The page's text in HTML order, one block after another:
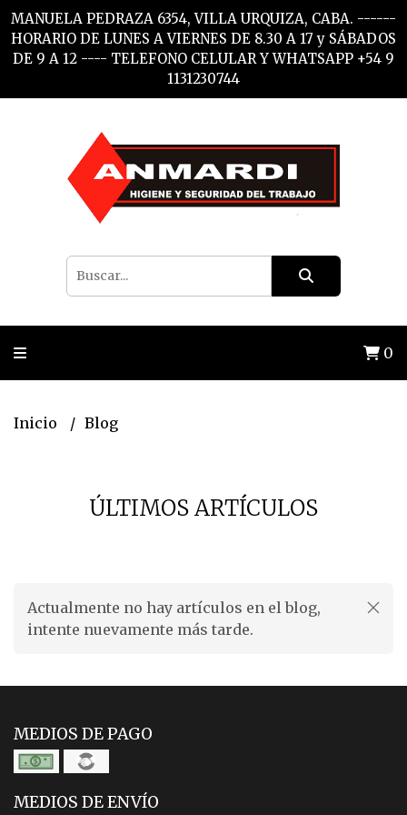
MANUELA PEDRAZA 6354, VILLA URQUIZA, CABA. ------
HORARIO DE LUNES A VIERNES DE 8.30 A 17 y SÁBADOS
DE 9 A 12 ---- TELEFONO CELULAR Y WHATSAPP +54 9
1131230744
0
Inicio Blog
ÚLTIMOS ARTÍCULOS
Actualmente no hay artículos en el blog,
intente nuevamente más tarde.
MEDIOS DE PAGO
MEDIOS DE ENVÍO